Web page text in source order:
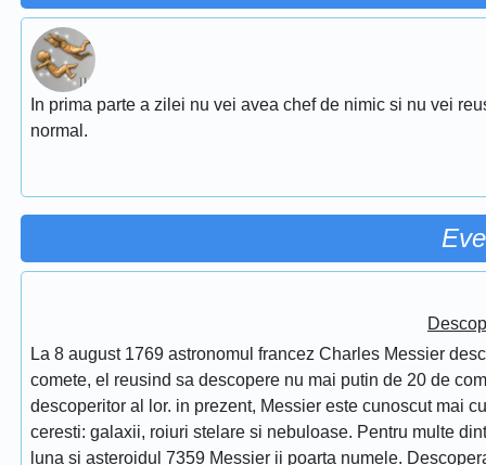
In prima parte a zilei nu vei avea chef de nimic si nu vei
normal.
La 8 august 1769 astronomul francez Charles Messier
comete, el reusind sa descopere nu mai putin de 20 de
descoperitor al lor. in prezent, Messier este cunoscut mai
ceresti: galaxii, roiuri stelare si nebuloase. Pentru multe
luna si asteroidul 7359 Messier ii poarta numele.